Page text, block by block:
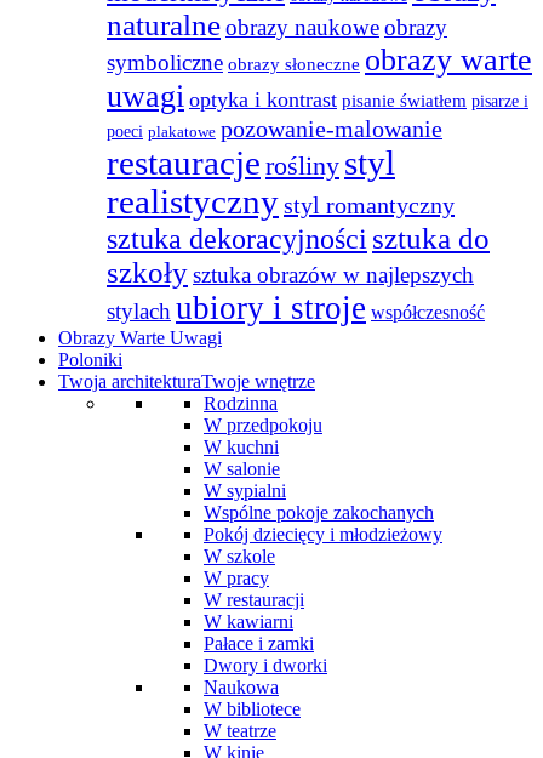
naturalneobrazy naukoweobrazy
symboliczne obrazy słoneczne obrazy warte
uwagi optyka i kontrast pisanie światłem pisarze i
poeci plakatowe pozowanie-malowanie
restauracje rośliny styl
realistycznystyl romantyczny
sztuka dekoracyjności sztuka do
szkołysztuka obrazów w najlepszych
stylach ubiory i stroje współczesność
Obrazy Warte Uwagi
Poloniki
Twoja architekturaTwoje wnętrze
Rodzinna
W przedpokoju
W kuchni
W salonie
W sypialni
Wspólne pokoje zakochanych
Pokój dziecięcy i młodzieżowy
W szkole
W pracy
W restauracji
W kawiarni
Pałace i zamki
Dwory i dworki
Naukowa
W bibliotece
W teatrze
W kinie